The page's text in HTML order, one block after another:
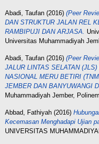
Abadi, Taufan (2016) (Peer
DAN STRUKTUR JALAN REL
RAMBIPUJI DAN ARJASA.
Universitas Muhammadiyah
Abadi, Taufan (2016) (Peer
JALUR LINTAS SELATAN
NASIONAL MERU BETIRI
JEMBER DAN BANYUWANGI
Muhammadiyah Jember,
Abbad, Fathiyah (2016)
Kecemasan Menghadapi Ujian
UNIVERSITAS